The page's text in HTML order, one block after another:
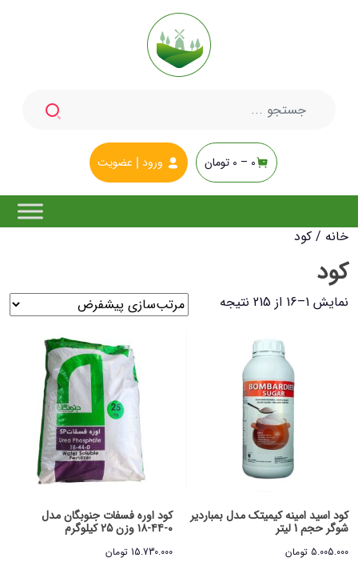
0 –
0 تومان ورود عضویت
خانه / کود
کود
نمایش 1–16 از 215 نتیجه
کود اسید امینه کیمیتک مدل بمباردیر
شوگر حجم 1 لیتر
5.005.000 تومان
کود اوره فسفات جنوبگان مدل
۰-۴۴-۱۸ وزن 25 کیلوگرم
15.730.000 تومان